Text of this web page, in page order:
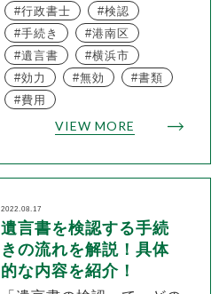
行政書士
検認
手続き
港南区
遺言書
横浜市
効力
無効
書類
費用
VIEW MORE
2022.08.17
遺言書を検認する手続
きの流れを解説！具体
的な内容を紹介！